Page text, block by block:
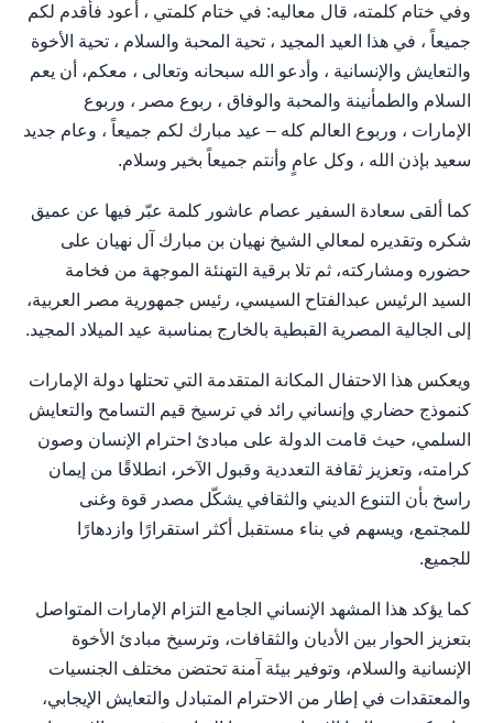
وفي ختام كلمته، قال معاليه: في ختام كلمتي ، أعود فأقدم لكم
جميعاً ، في هذا العيد المجيد ، تحية المحبة والسلام ، تحية الأخوة
والتعايش والإنسانية ، وأدعو الله سبحانه وتعالى ، معكم، أن يعم
السلام والطمأنينة والمحبة والوفاق ، ربوع مصر ، وربوع
الإمارات ، وربوع العالم كله – عيد مبارك لكم جميعاً ، وعام جديد
سعيد بإذن الله ، وكل عامٍ وأنتم جميعاً بخير وسلام.
كما ألقى سعادة السفير عصام عاشور كلمة عبّر فيها عن عميق
شكره وتقديره لمعالي الشيخ نهيان بن مبارك آل نهيان على
حضوره ومشاركته، ثم تلا برقية التهنئة الموجهة من فخامة
السيد الرئيس عبدالفتاح السيسي، رئيس جمهورية مصر العربية،
إلى الجالية المصرية القبطية بالخارج بمناسبة عيد الميلاد المجيد.
ويعكس هذا الاحتفال المكانة المتقدمة التي تحتلها دولة الإمارات
كنموذج حضاري وإنساني رائد في ترسيخ قيم التسامح والتعايش
السلمي، حيث قامت الدولة على مبادئ احترام الإنسان وصون
كرامته، وتعزيز ثقافة التعددية وقبول الآخر، انطلاقًا من إيمان
راسخ بأن التنوع الديني والثقافي يشكّل مصدر قوة وغنى
للمجتمع، ويسهم في بناء مستقبل أكثر استقرارًا وازدهارًا
للجميع.
كما يؤكد هذا المشهد الإنساني الجامع التزام الإمارات المتواصل
بتعزيز الحوار بين الأديان والثقافات، وترسيخ مبادئ الأخوة
الإنسانية والسلام، وتوفير بيئة آمنة تحتضن مختلف الجنسيات
والمعتقدات في إطار من الاحترام المتبادل والتعايش الإيجابي،